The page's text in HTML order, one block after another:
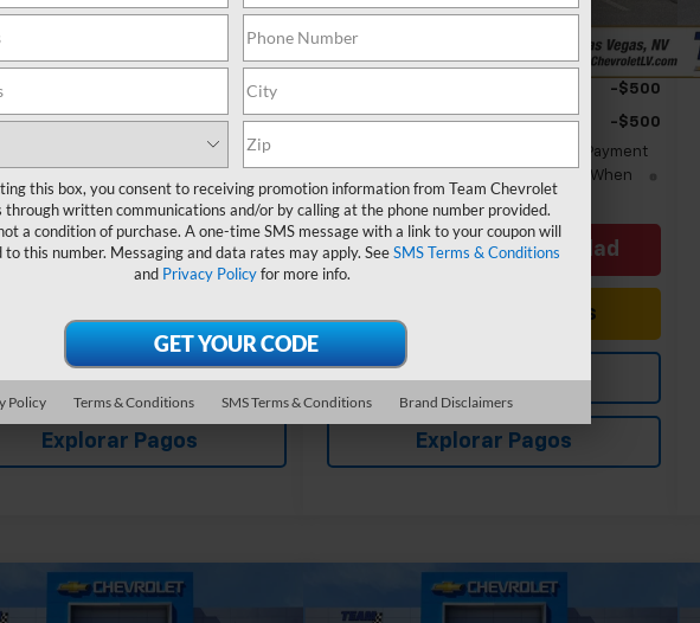
Ext. Int.
Offer -$500
Responder Offer
-$500
for 48 Months and 90 Day Payment
Financed w/ GM Financial
Disponibilidad
Más información
Explorar Pagos
Disponible
-$500
-$500
GM Military Offer
-$500
2.9% APR for 48 Months and 90 Day Payment
Deferral for Well-Qualified Buyers When
Financed w/ GM Financial
Chequear Disponibilidad
Ver Fotos Y Detalles
Más información
Explorar Pagos
Etiqueta de ventana
$25,785
vehículo
Nuevo
Etiqueta de ventana
$25,785
Comparar vehículo
this box, you consent to receiving promotion information from Team Chevrolet
through written communications and/or by calling at the phone number provided.
a condition of purchase. A one-time SMS message with a link to your coupon will
to this number. Messaging and data rates may apply. SeeSMS Terms & Conditions
and Privacy Policyfor more info.
Policy Terms & Conditions SMS Terms & Conditions Brand Disclaimers